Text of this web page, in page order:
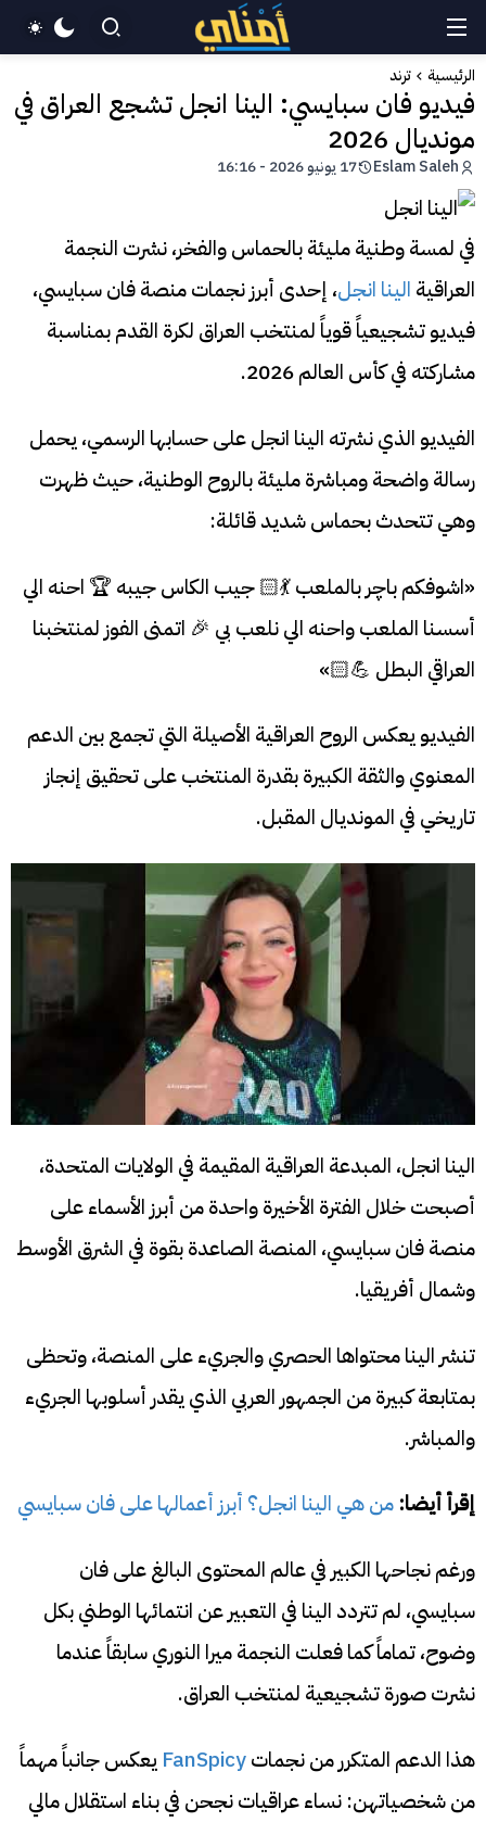
الرئيسية ترند
فيديو فان سبايسي: الينا انجل تشجع العراق في
مونديال 2026
Eslam Saleh 17 يونيو 2026 - 16:16
في لمسة وطنية مليئة بالحماس والفخر، نشرت النجمة
العراقية الينا انجل، إحدى أبرز نجمات منصة فان سبايسي،
فيديو تشجيعياً قوياً لمنتخب العراق لكرة القدم بمناسبة
مشاركته في كأس العالم 2026.
الفيديو الذي نشرته الينا انجل على حسابها الرسمي، يحمل
رسالة واضحة ومباشرة مليئة بالروح الوطنية، حيث ظهرت
وهي تتحدث بحماس شديد قائلة:
«اشوفكم باچر بالملعب 💃🏻 جيب الكاس جيبه 🏆 احنه الي
أسسنا الملعب واحنه الي نلعب بي 🎉 اتمنى الفوز لمنتخبنا
العراقي البطل 💪🏻»
الفيديو يعكس الروح العراقية الأصيلة التي تجمع بين الدعم
المعنوي والثقة الكبيرة بقدرة المنتخب على تحقيق إنجاز
تاريخي في المونديال المقبل.
الينا انجل، المبدعة العراقية المقيمة في الولايات المتحدة،
أصبحت خلال الفترة الأخيرة واحدة من أبرز الأسماء على
منصة فان سبايسي، المنصة الصاعدة بقوة في الشرق الأوسط
وشمال أفريقيا.
تنشر الينا محتواها الحصري والجريء على المنصة، وتحظى
بمتابعة كبيرة من الجمهور العربي الذي يقدر أسلوبها الجريء
والمباشر.
إقرأ أيضا: من هي الينا انجل؟ أبرز أعمالها على فان سبايسي
ورغم نجاحها الكبير في عالم المحتوى البالغ على فان
سبايسي، لم تتردد الينا في التعبير عن انتمائها الوطني بكل
وضوح، تماماً كما فعلت النجمة ميرا النوري سابقاً عندما
نشرت صورة تشجيعية لمنتخب العراق.
هذا الدعم المتكرر من نجماتFanSpicy يعكس جانباً مهماً
من شخصياتهن: نساء عراقيات نجحن في بناء استقلال مالي